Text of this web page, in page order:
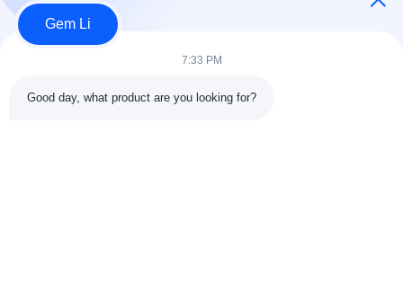
บริษัท วินคู เอ็นจิเนียริ่ง จำกัด (WINCOO) เชี่ยวชาญในการให้บริการ
โซลูชั่นและอุปกรณ์ที่ปรับแต่งตามความต้องการของลูกค้าในด้านการ
ผลิตท่อ,...
หน้าแรก
สินค้า
Gem Li
7:33 PM
Good day, what product are you looking for?